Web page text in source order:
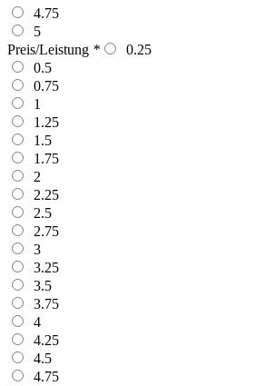
4.75
5
Preis/Leistung *
0.25
0.5
0.75
1
1.25
1.5
1.75
2
2.25
2.5
2.75
3
3.25
3.5
3.75
4
4.25
4.5
4.75